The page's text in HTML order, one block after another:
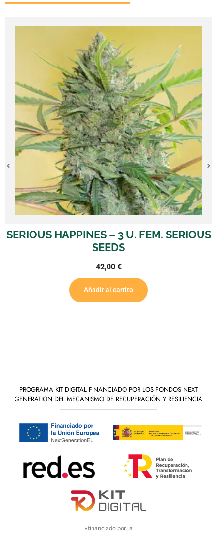
HAPPINES – 3 U. FEM. SERIOUS
Añadir al carrito
PROGRAMA KIT DIGITAL FINANCIADO POR LOS FONDOS NEXT
GENERATION DEL MECANISMO DE RECUPERACIÓN Y RESILIENCIA
«financiado por la